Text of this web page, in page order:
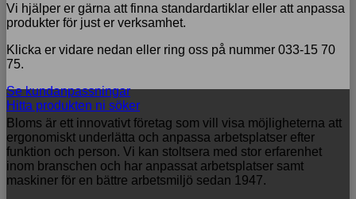
Vi hjälper er gärna att finna standardartiklar eller att anpassa
produkter för just er verksamhet.
Klicka er vidare nedan eller ring oss på nummer 033-15 70
75.
Se kundanpassningar
Hitta produkten ni söker
Bloms är ett innovativt företag som vill visa möjligheterna att
ergonomiskt underlätta och anpassa arbetsplatser efter
funktion och person. Vi kan stoltsera med stor erfarenhet
inom branschen och har anpassat arbetsplatser samt
maskiner för en bättre arbetsmiljö sedan 1947.